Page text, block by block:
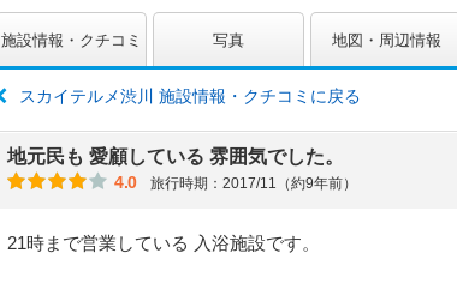
施設情報・クチコミ 写真 地図・周辺情報
スカイテルメ渋川 施設情報・クチコミに戻る
地元民も 愛顧している 雰囲気でした。
4.0 旅行時期：2017/11（約9年前）
21時まで営業している 入浴施設です。